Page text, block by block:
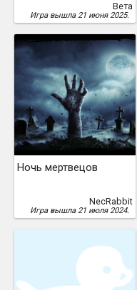
Вета
Игра вышла 21 июня 2025.
Ночь мертвецов
NecRabbit
Игра вышла 21 июля 2024.